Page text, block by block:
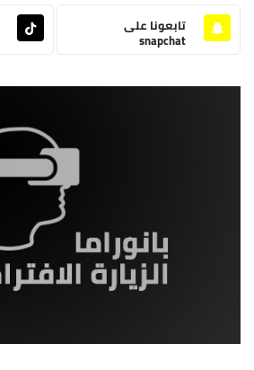
تابعونا على
snapchat